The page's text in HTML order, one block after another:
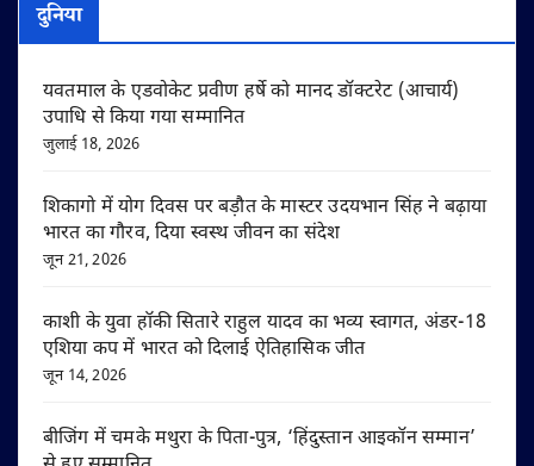
दुनिया
यवतमाल के एडवोकेट प्रवीण हर्षे को मानद डॉक्टरेट (आचार्य)
उपाधि से किया गया सम्मानित
जुलाई 18, 2026
शिकागो में योग दिवस पर बड़ौत के मास्टर उदयभान सिंह ने बढ़ाया
भारत का गौरव, दिया स्वस्थ जीवन का संदेश
जून 21, 2026
काशी के युवा हॉकी सितारे राहुल यादव का भव्य स्वागत, अंडर-18
एशिया कप में भारत को दिलाई ऐतिहासिक जीत
जून 14, 2026
बीजिंग में चमके मथुरा के पिता-पुत्र, ‘हिंदुस्तान आइकॉन सम्मान’